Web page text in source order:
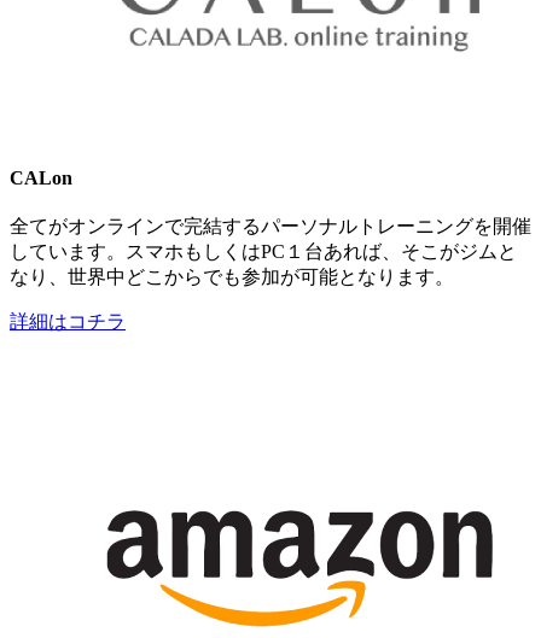
CALon
全てがオンラインで完結するパーソナルトレーニングを開催
しています。スマホもしくはPC１台あれば、そこがジムと
なり、世界中どこからでも参加が可能となります。
詳細はコチラ